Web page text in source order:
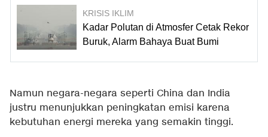
KRISIS IKLIM
Kadar Polutan di Atmosfer Cetak Rekor
Buruk, Alarm Bahaya Buat Bumi
Namun negara-negara seperti China dan India
justru menunjukkan peningkatan emisi karena
kebutuhan energi mereka yang semakin tinggi.